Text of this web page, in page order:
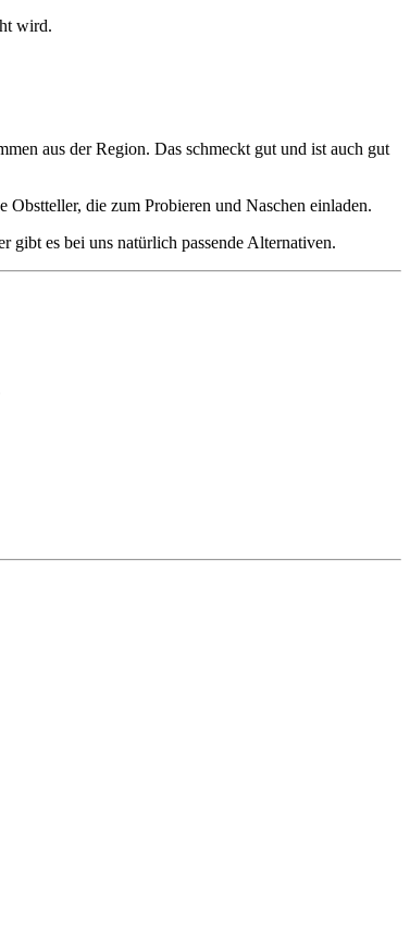
wird.
aus der Region. Das schmeckt gut und ist auch gut
die zum Probieren und Naschen einladen.
es bei uns natürlich passende Alternativen.